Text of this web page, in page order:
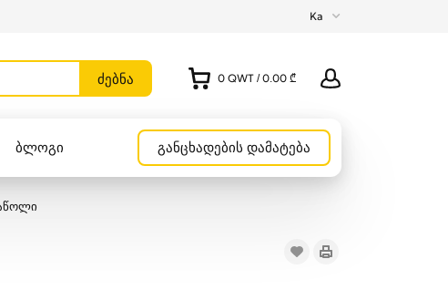
Ka
0 QWT / 0.00 ₾
ბლოგი განცხადების დამატება